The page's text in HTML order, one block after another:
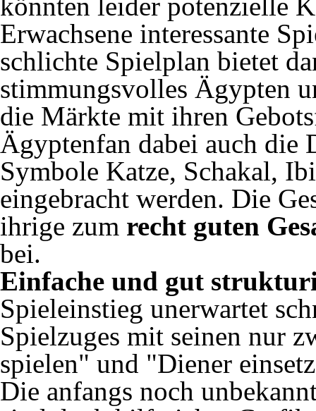
Erwachsene interessante
schlichte Spielplan bietet
stimmungsvolles Ägypten
die Märkte mit ihren
Ägyptenfan dabei auch
Symbole Katze, Schakal,
eingebracht werden. Die
ihrige zum recht guten
bei.
Einfache und gut
Spieleinstieg unerwartet
Spielzuges mit seinen nur
spielen" und "Diener
Die anfangs noch